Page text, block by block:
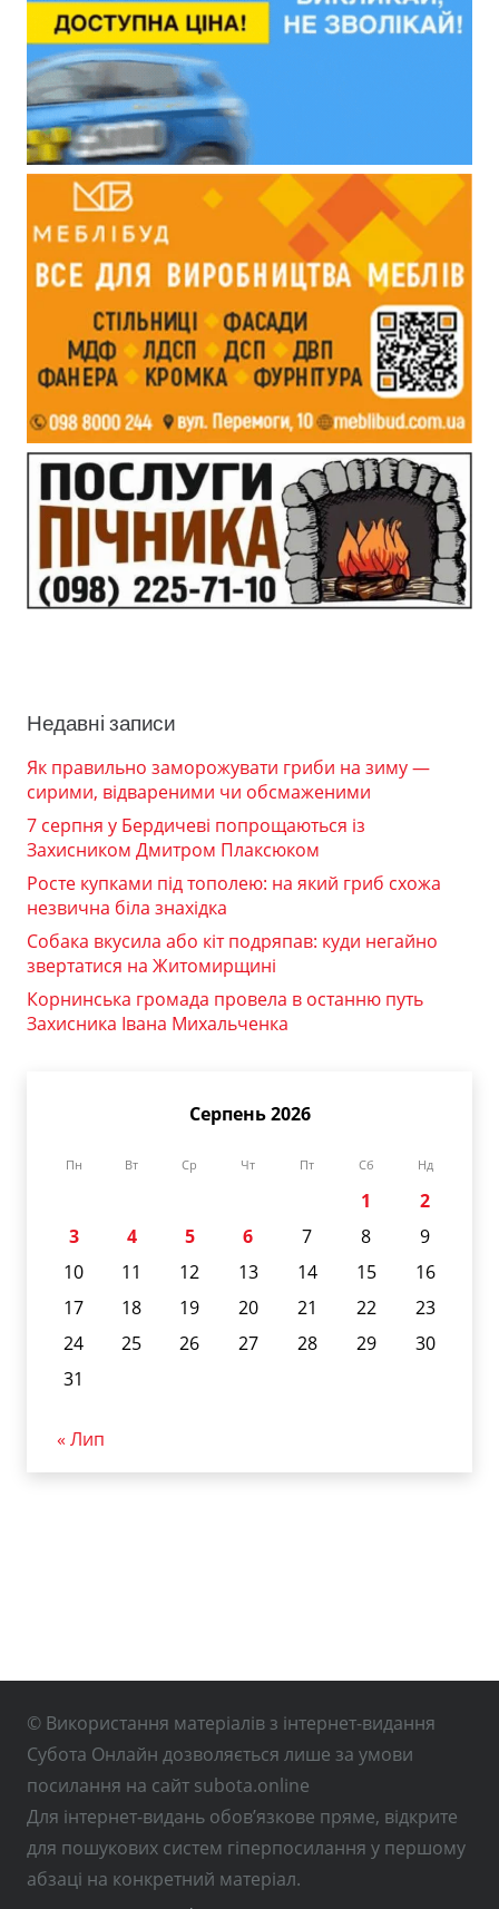
Недавні записи
Як правильно заморожувати гриби на зиму —
сирими, відвареними чи обсмаженими
7 серпня у Бердичеві попрощаються із
Захисником Дмитром Плаксюком
Росте купками під тополею: на який гриб схожа
незвична біла знахідка
Собака вкусила або кіт подряпав: куди негайно
звертатися на Житомирщині
Корнинська громада провела в останню путь
Захисника Івана Михальченка
Серпень 2026
Пн Вт Ср Чт Пт Сб Нд
1
2
3
4 5 6 7 8
9
10
11 12 13 14 15
16
17
18 19 20 21 22
23
24
25 26 27 28 29
30
31
« Лип
© Використання матеріалів з інтернет-видання
Субота Онлайн дозволяється лише за умови
посилання на сайт subota.online
Для інтернет-видань обов’язкове пряме, відкрите
для пошукових систем гіперпосилання у першому
абзаці на конкретний матеріал.